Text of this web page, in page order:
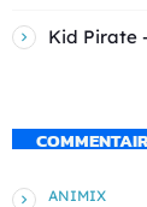
Kid Pirate
ANIMIX